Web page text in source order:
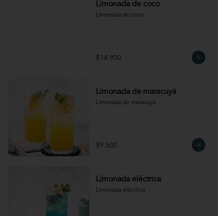
Limonada de coco
Limonada de coco
$14.900
Limonada de maracuyá
Limonada de maracuyá
$9.500
Limonada eléctrica
Limonada eléctrica